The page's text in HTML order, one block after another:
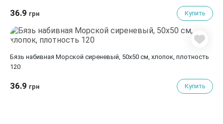
36.9 грн Купить
Бязь набивная Морской сиреневый, 50х50 см, хлопок, плотность
120
36.9 грн Купить